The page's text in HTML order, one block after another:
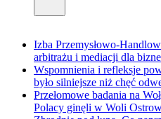
Izba Przemysłowo-
arbitrażu i mediacji dla
Wspomnienia i refleksje
było silniejsze niż chęć
Przełomowe badania na
Polacy ginęli w Woli